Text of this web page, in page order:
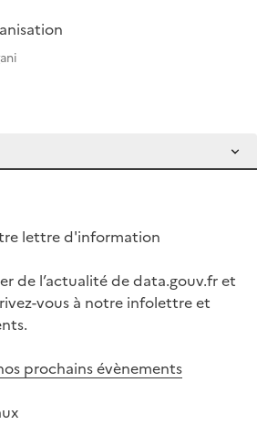
lettre d'information
de l’actualité de data.gouv.fr et
vous à notre infolettre et
prochains évènements